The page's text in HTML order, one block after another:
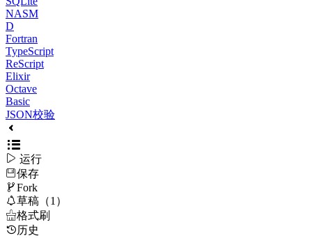
NASM
D
Fortran
TypeScript
ReScript
Elixir
Octave
Basic
JSON校验
 运行
保存
Fork
草稿（1）
格式刷
历史